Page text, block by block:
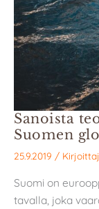
Sanoista
Suomen
25.9.2019 /
Suomi on
tavalla, joka